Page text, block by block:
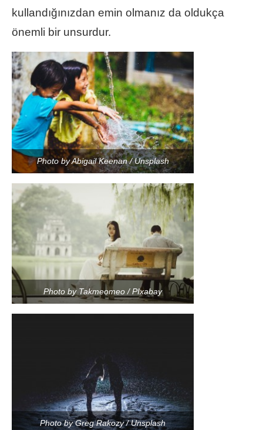
kullandığınızdan emin olmanız da oldukça
önemli bir unsurdur.
Photo by Abigail Keenan / Unsplash
Photo by Takmeomeo / PIxabay
Photo by Greg Rakozy / Unsplash